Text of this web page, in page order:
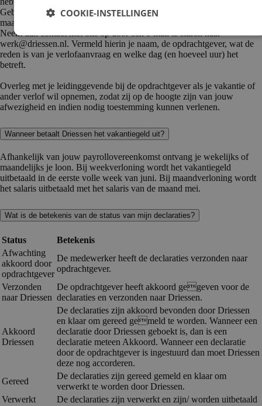
Gebruik hiervoor het vakje ‘Vakantie’. Wil je geen vakantie opnemen,
maar gaat het bijvoorbeeld om ouderschapsverlof of kort verzuim?
Neem dan contact met ons op door een e-mail te sturen naar
werk@driessen.nl. Vermeld hierin je naam, de opdrachtgever, wat de
reden is van je verlofaanvraag en welke dag (en hoeveel uur) het
betreft.
Overleg met je leidinggevende bij de opdrachtgever als je vakantie of
ander verlof wil opnemen, zodat zij op de hoogte zijn van jouw
afwezigheid en indien nodig toestemming kunnen verlenen.
Wanneer betaalt Driessen het vakantiegeld uit?
Afhankelijk van jouw payrollovereenkomst ontvang je wekelijks of
maandelijks je loon. Bij weekverloning wordt het vakantiegeld
uitbetaald in de eerste volle week van juni. Bij maandverloning wordt
het salaris uitbetaald met het salaris van de maand mei.
Wat is de betekenis van de status van mijn declaraties?
Status
Betekenis
Afwachting
akkoord door
opdrachtgever
De medewerker heeft de declaraties verzonden naar
opdrachtgever.
Verzonden
naar Driessen
De opdrachtgever heeft akkoord gegeven voor de
declaraties en verzonden naar Driessen.
Akkoord
Driessen
De declaraties zijn akkoord bevonden door Driessen
en klaar om gereed gemeld te worden. Wanneer een
declaratie door Driessen geboekt is, dan is een
declaratie meteen Akkoord. Wanneer een declaratie
door de opdrachtgever is ingestuurd dan moet Driessen
deze nog accorderen.
Gereed
De declaraties zijn gereed gemeld en klaar om
verwerkt te worden door Driessen.
Verwerkt
De declaraties zijn verwerkt en zijn/ worden uitbetaald
COOKIE-INSTELLINGEN